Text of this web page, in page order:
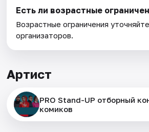
Есть ли возрастные
Возрастные ограничения
организаторов.
Артист
PRO Stand-UP отборный
комиков